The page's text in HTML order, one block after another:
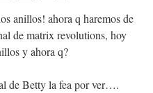
anillos! ahora q haremos de
de matrix revolutions, hoy
y ahora q?
de Betty la fea por ver….